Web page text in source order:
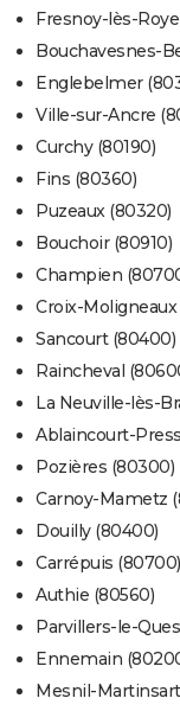
Fresnoy-lès-
Bouchavesnes-
Englebelmer
Ville-sur-Ancre
Curchy (80190)
Fins (80360)
Puzeaux (80320)
Bouchoir (80910)
Champien
Croix-
Sancourt (80400)
Raincheval
La Neuville-lès-
Ablaincourt-
Pozières (80300)
Carnoy-Mametz
Douilly (80400)
Carrépuis (80700)
Authie (80560)
Parvillers-le-
Ennemain
Mesnil-